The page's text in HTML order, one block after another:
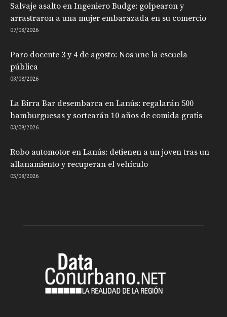
Salvaje asalto en Ingeniero Budge: golpearon y
arrastraron a una mujer embarazada en su comercio
07/08/2026
Paro docente 3 y 4 de agosto: Nos une la escuela
pública
03/08/2026
La Birra Bar desembarca en Lanús: regalarán 500
hamburguesas y sortearán 10 años de comida gratis
03/08/2026
Robo automotor en Lanús: detienen a un joven tras un
allanamiento y recuperan el vehículo
05/08/2026